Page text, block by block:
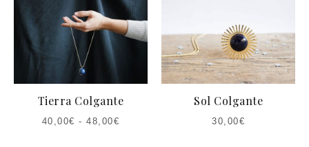
Tierra Colgante
40,00€ -48,00€
Sol Colgante
30,00€